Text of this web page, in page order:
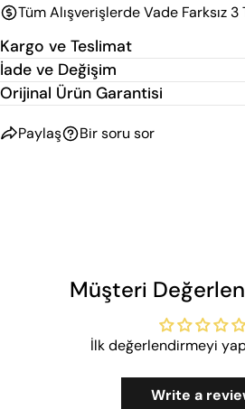
Tüm Alışverişlerde Vade Farksız 3
Kargo ve Teslimat
İade ve Değişim
Orijinal Ürün Garantisi
Paylaş Bir soru sor
Müşteri
İlk değerlendirmeyi
Write a